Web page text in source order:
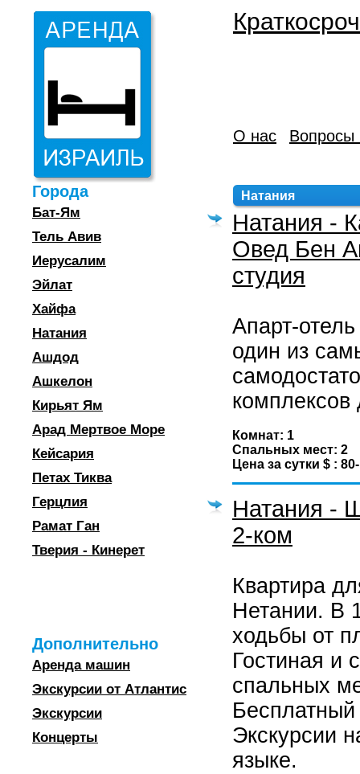
О нас Вопросы
Города
Бат-Ям
Тель Авив
Иерусалим
Эйлат
Хайфа
Натания
Ашдод
Ашкелон
Кирьят Ям
Арад Мертвое Море
Кейсария
Петах Тиква
Герцлия
Рамат Ган
Тверия - Кинерет
Дополнительно
Аренда машин
Экскурсии от Атлантис
Экскурсии
Концерты
Натания
Натания -
Овед Бен
студия
Апарт-
один из
комплексов
Комнат: 1
Спальных мест: 2
Цена за сутки $ :
Натания -
2-ком
Квартира
Нетании. В
ходьбы от
Гостиная и
спальных
Экскурсии
языке.